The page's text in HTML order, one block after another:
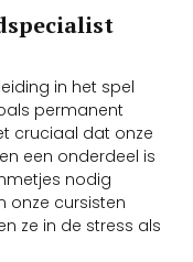
in het spel
permanent
cruciaal dat onze
een onderdeel is
nodig
onze cursisten
ze in de stress als